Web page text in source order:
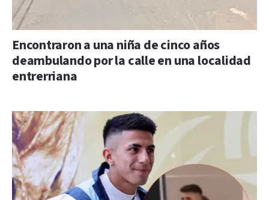
Encontraron a una niña de cinco años
deambulando por la calle en una localidad
entrerriana